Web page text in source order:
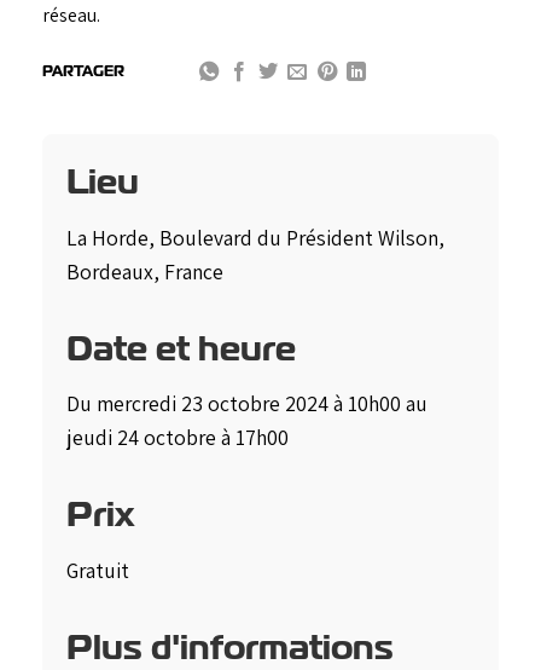
réseau.
PARTAGER
Lieu
La Horde, Boulevard du Président Wilson,
Bordeaux, France
Date et heure
Du mercredi 23 octobre 2024 à 10h00 au
jeudi 24 octobre à 17h00
Prix
Gratuit
Plus d'informations